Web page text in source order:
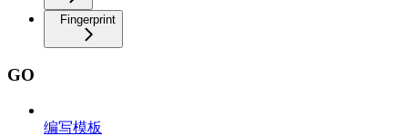
Fingerprint
GO
编写模板